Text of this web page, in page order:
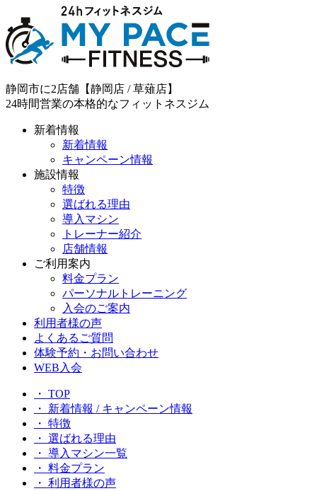
静岡市に2店舗【静岡店 / 草薙店】
24時間営業の本格的なフィットネスジム
新着情報
新着情報
キャンペーン情報
施設情報
特徴
選ばれる理由
導入マシン
トレーナー紹介
店舗情報
ご利用案内
料金プラン
パーソナルトレーニング
入会のご案内
利用者様の声
よくあるご質問
体験予約・お問い合わせ
WEB入会
・ TOP
・ 新着情報 / キャンペーン情報
・ 特徴
・ 選ばれる理由
・ 導入マシン一覧
・ 料金プラン
・ 利用者様の声